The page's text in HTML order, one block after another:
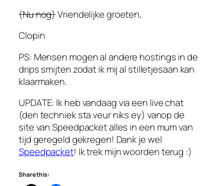
(Nu nog)Vriendelijke groeten,
Clopin
PS: Mensen mogen al andere hostings in de
drips smijten zodat ik mij al stilletjesaan kan
klaarmaken.
UPDATE: Ik heb vandaag via een live chat
(den techniek sta veur niks ey) vanop de
site van Speedpacket alles in een mum van
tijd geregeld gekregen! Dank je wel
Speedpacket! Ik trek mijn woorden terug :)
Share this: